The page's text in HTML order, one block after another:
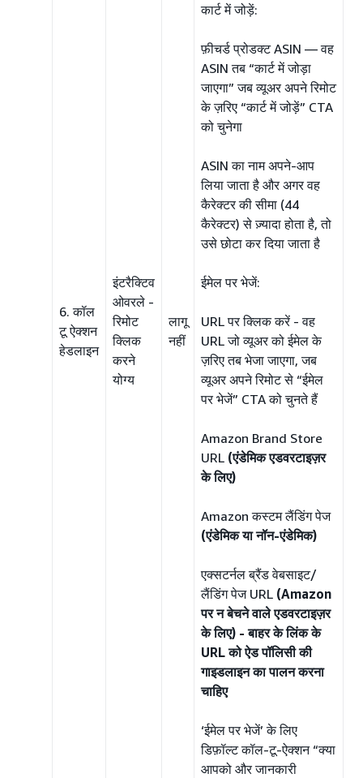
6. कॉल
टू ऐक्शन
हेडलाइन
इंटरैक्टिव
ओवरले -
रिमोट
क्लिक
करने
योग्य
लागू
नहीं
कार्ट में जोड़ें:
फ़ीचर्ड प्रोडक्ट ASIN — वह
ASIN तब “कार्ट में जोड़ा
जाएगा” जब व्यूअर अपने रिमोट
के ज़रिए “कार्ट में जोड़ें” CTA
को चुनेगा
ASIN का नाम अपने-आप
लिया जाता है और अगर वह
कैरेक्टर की सीमा (44
कैरेक्टर) से ज़्यादा होता है, तो
उसे छोटा कर दिया जाता है
ईमेल पर भेजें:
URL पर क्लिक करें - वह
URL जो व्यूअर को ईमेल के
ज़रिए तब भेजा जाएगा, जब
व्यूअर अपने रिमोट से “ईमेल
पर भेजें” CTA को चुनते हैं
Amazon Brand Store
URL (एंडेमिक एडवरटाइज़र
के लिए)
Amazon कस्टम लैंडिंग पेज
(एंडेमिक या नॉन-एंडेमिक)
एक्सटर्नल ब्रैंड वेबसाइट/
लैंडिंग पेज URL (Amazon
पर न बेचने वाले एडवरटाइज़र
के लिए) - बाहर के लिंक के
URL को ऐड पॉलिसी की
गाइडलाइन का पालन करना
चाहिए
‘ईमेल पर भेजें’ के लिए
डिफ़ॉल्ट कॉल-टू-ऐक्शन “क्या
आपको और जानकारी